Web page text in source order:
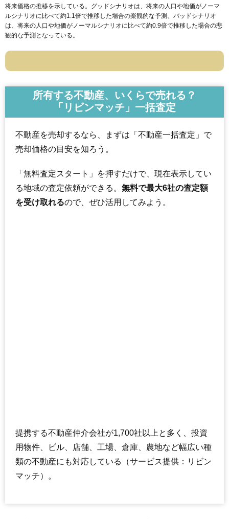
将来価格の推移を示している。グッドシナリオは、将来の人口や地価がノーマ
ルシナリオに比べて約1.1倍で推移した場合の楽観的な予測、バッドシナリオ
は、将来の人口や地価がノーマルシナリオに比べて約0.9倍で推移した場合の悲
観的な予測となっている。
所有する不動産、いくらで売れる？
「リビンマッチ」一括査定
不動産を売却するなら、まずは「不動産一括査定」で
売却価格の目安を知ろう。
「無料査定スタート」を押すだけで、現在表示してい
る地域の査定依頼ができる。 無料で最大6社の査定額
を受け取れるので、ぜひ活用してみよう。
提携する不動産仲介会社が1,700社以上と多く、投資
用物件、ビル、店舗、工場、倉庫、農地など幅広い種
類の不動産にも対応している（サービス提供：リビン
マッチ）。